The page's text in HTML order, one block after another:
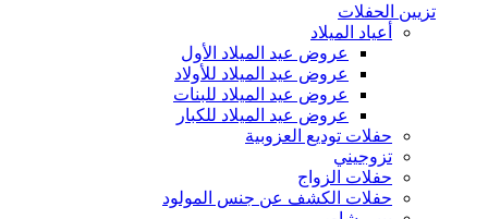
تزيين الحفلات
أعياد الميلاد
عروض عيد الميلاد الأول
عروض عيد الميلاد للأولاد
عروض عيد الميلاد للبنات
عروض عيد الميلاد للكبار
حفلات توديع العزوبية
تزوجيني
حفلات الزواج
حفلات الكشف عن جنس المولود